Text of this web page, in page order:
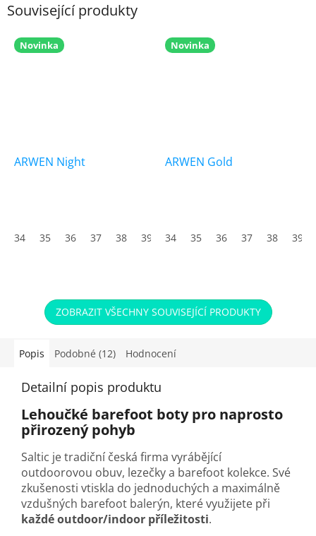
Související produkty
Novinka
ARWEN Night
produktu
je
hvězdiček.
34 35 36 37 38 39 40 41 42 43 44 45
Novinka
ARWEN Gold
34 35 36 37 38 39
ZOBRAZIT VŠECHNY SOUVISEJÍCÍ PRODUKTY
Popis Podobné (12) Hodnocení
Detailní popis produktu
Lehoučké barefoot boty pro naprosto
přirozený pohyb
Saltic je tradiční česká firma vyrábějící
outdoorovou obuv, lezečky a barefoot kolekce. Své
zkušenosti vtiskla do jednoduchých a maximálně
vzdušných barefoot balerýn, které využijete při
každé outdoor/indoor příležitosti.